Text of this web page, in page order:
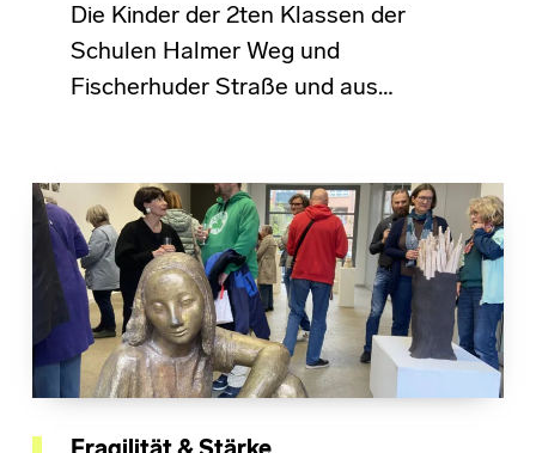
Die Kinder der 2ten Klassen der
Schulen Halmer Weg und
Fischerhuder Straße und aus…